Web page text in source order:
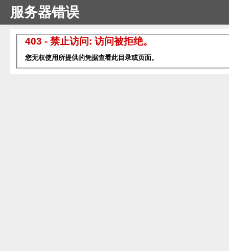
服务器错误
403 - 禁止访问: 访问被拒绝。
您无权使用所提供的凭据查看此目录或页面。